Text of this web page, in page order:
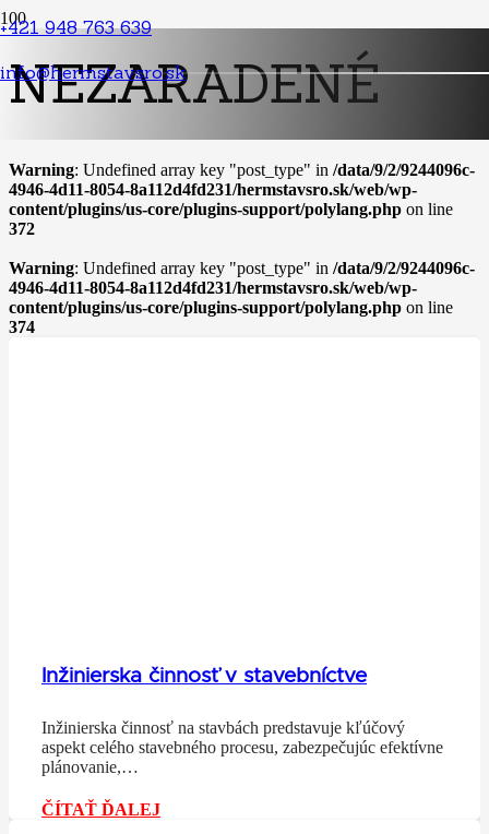
+421 948 763 639
info@hermstavsro.sk
NEZARADENÉ
Warning: Undefined array key "post_type" in /data/9/2/9244096c-
4946-4d11-8054-8a112d4fd231/hermstavsro.sk/web/wp-
content/plugins/us-core/plugins-support/polylang.php on line
372
Warning: Undefined array key "post_type" in /data/9/2/9244096c-
4946-4d11-8054-8a112d4fd231/hermstavsro.sk/web/wp-
content/plugins/us-core/plugins-support/polylang.php on line
374
Inžinierska činnosť v stavebníctve
Inžinierska činnosť na stavbách predstavuje kľúčový
aspekt celého stavebného procesu, zabezpečujúc efektívne
plánovanie,…
ČÍTAŤ ĎALEJ